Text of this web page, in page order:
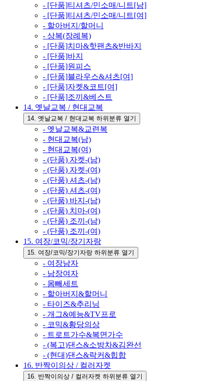
- [단품]티셔츠/민소매/니트[남]
- [단품]티셔츠/민소매/니트[여]
- 할아버지/할머니
- 상복(장례복)
- [단품]치마&핫팬츠&반바지
- [단품]바지
- [단품]원피스
- [단품]블라우스&셔츠[여]
- [단품]자켓&코트[여]
- [단품]조끼&베스트
14. 옛날교복 / 현대교복
14. 옛날교복 / 현대교복 하위분류 열기
- 옛날교복&교련복
- 현대교복(남)
- 현대교복(여)
- (단품) 자켓-(남)
- (단품) 자켓-(여)
- (단품) 셔츠-(남)
- (단품) 셔츠-(여)
- (단품) 바지-(남)
- (단품) 치마-(여)
- (단품) 조끼-(남)
- (단품) 조끼-(여)
15. 여장/코믹/장기자랑
15. 여장/코믹/장기자랑 하위분류 열기
- 여장남자
- 남장여자
- 몸빼세트
- 할아버지&할머니
- 타이즈&추리닝
- 개그&예능&TV프로
- 코믹&황당의상
- 트로트가수&복면가수
- (복고)댄스&소방차&김완선
- (현대)댄스&락커&힙합
16. 반짝이의상 / 컬러자켓
16. 반짝이의상 / 컬러자켓 하위분류 열기